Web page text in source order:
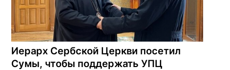
Иерарх Сербской Церкви посетил
Сумы, чтобы поддержать УПЦ